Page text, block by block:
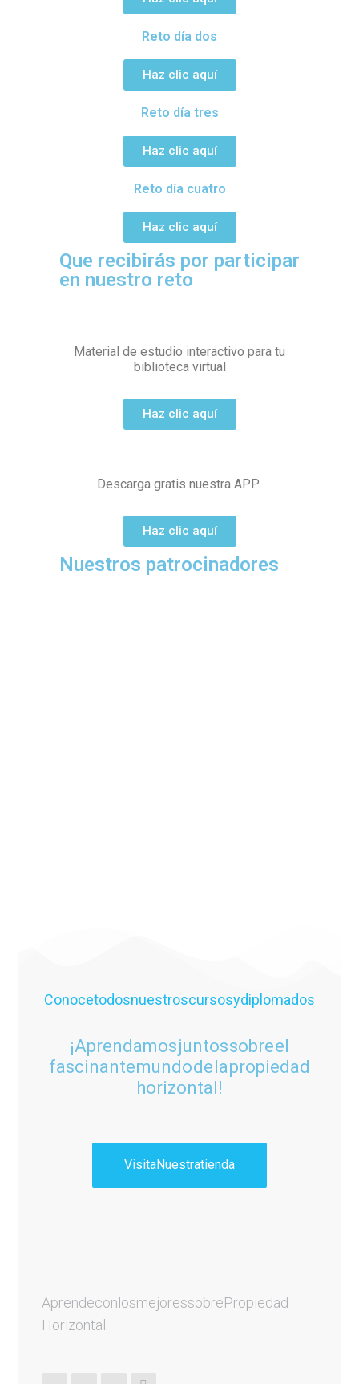
Reto día dos
Haz clic aquí
Reto día tres
Haz clic aquí
Reto día cuatro
Haz clic aquí
Que recibirás por participar
en nuestro reto
Material de estudio interactivo para tu
biblioteca virtual
Haz clic aquí
Descarga gratis nuestra APP
Haz clic aquí
Nuestros patrocinadores
Conoce todos nuestros cursos y diplomados
¡Aprendamos juntos sobre el
fascinante mundo de la propiedad
horizontal!
Visita Nuestra tienda
Aprende con los mejores sobre Propiedad
Horizontal.